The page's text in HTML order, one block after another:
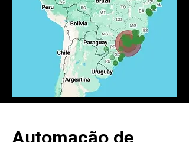
Automação de